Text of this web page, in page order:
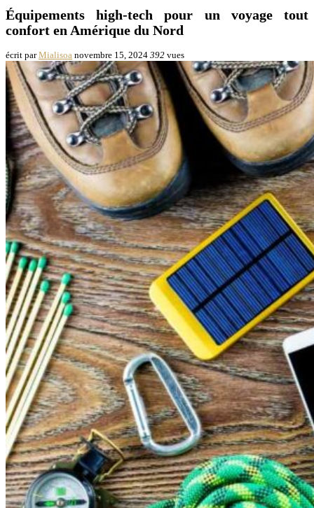
Équipements high-tech pour un voyage tout
confort en Amérique du Nord
écrit parMialisoa novembre 15, 2024 392 vues